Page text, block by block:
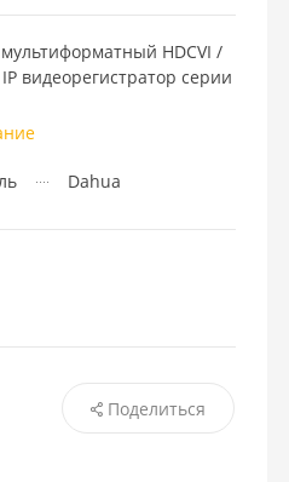
HDCVI /
видеорегистратор серии
Dahua
Поделиться